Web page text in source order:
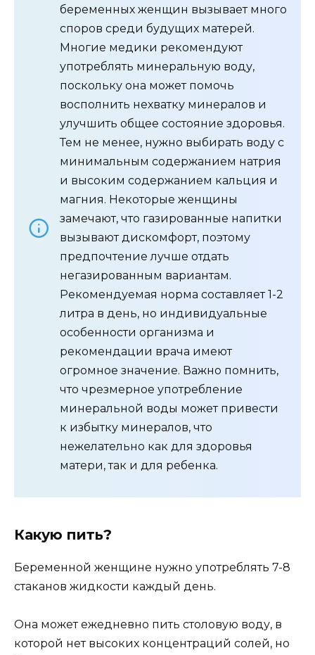
беременных женщин вызывает много
споров среди будущих матерей.
Многие медики рекомендуют
употреблять минеральную воду,
поскольку она может помочь
восполнить нехватку минералов и
улучшить общее состояние здоровья.
Тем не менее, нужно выбирать воду с
минимальным содержанием натрия
и высоким содержанием кальция и
магния. Некоторые женщины
замечают, что газированные напитки
вызывают дискомфорт, поэтому
предпочтение лучше отдать
негазированным вариантам.
Рекомендуемая норма составляет 1-2
литра в день, но индивидуальные
особенности организма и
рекомендации врача имеют
огромное значение. Важно помнить,
что чрезмерное употребление
минеральной воды может привести
к избытку минералов, что
нежелательно как для здоровья
матери, так и для ребенка.
Какую пить?
Беременной женщине нужно употреблять 7-8
стаканов жидкости каждый день.
Она может ежедневно пить столовую воду, в
которой нет высоких концентраций солей, но